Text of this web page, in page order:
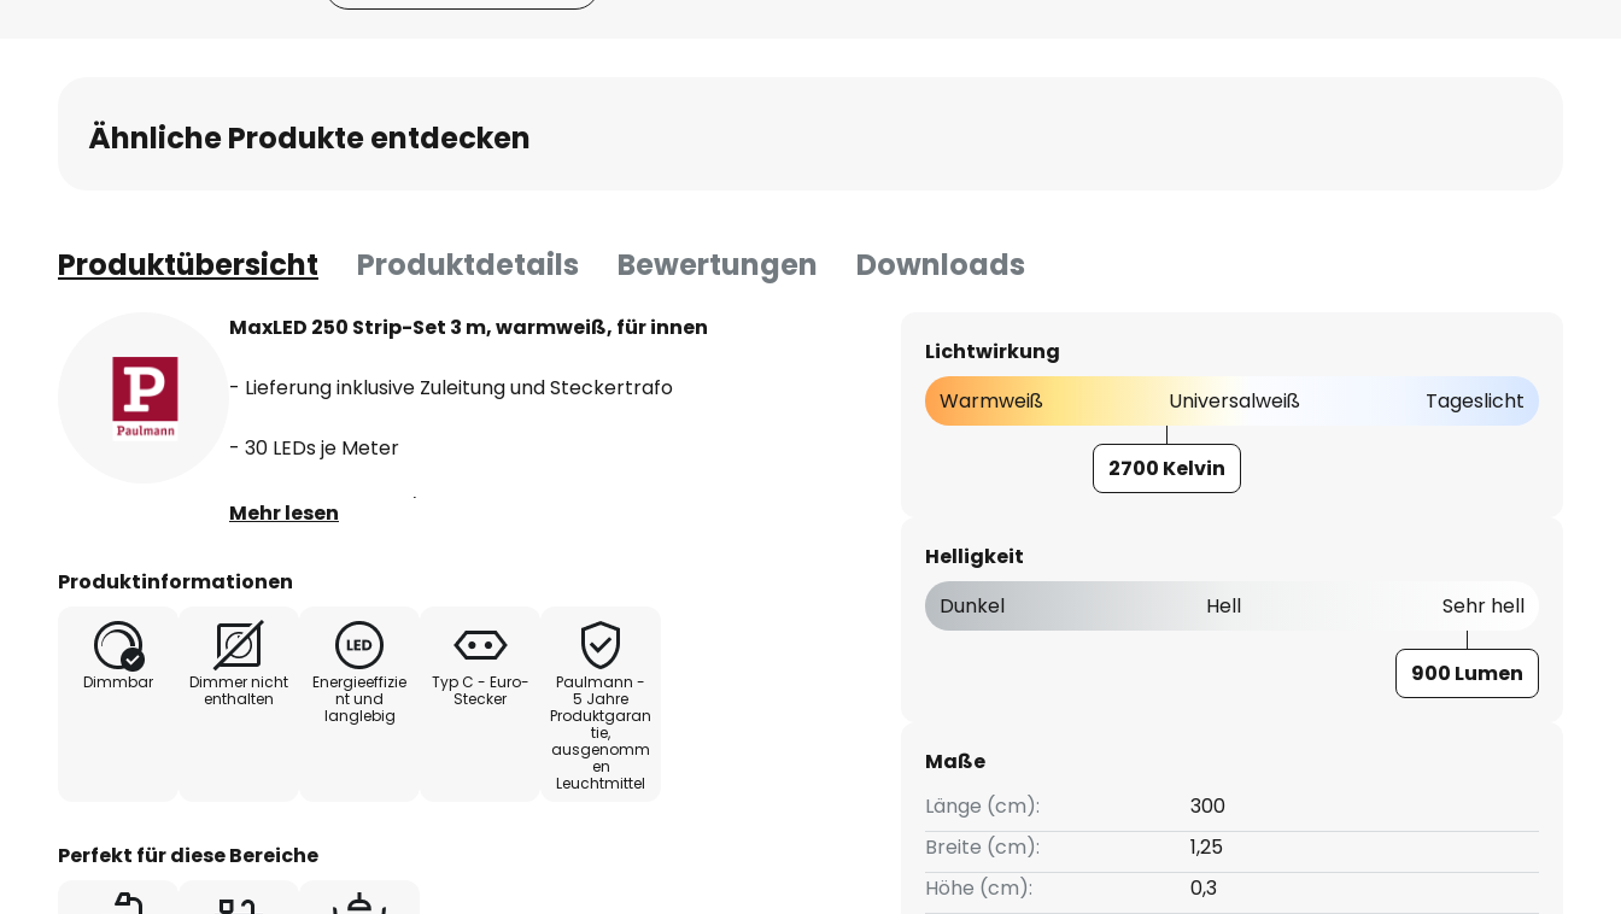
Bildgalerie
springen
Ähnliche Produkte entdecken
Produktübersicht Produktdetails Bewertungen Downloads
MaxLED 250 Strip-Set 3 m, warmweiß, für innen
- Lieferung inklusive Zuleitung und Steckertrafo
- 30 LEDs je Meter
- teilbar je 16,7 cm / 5 LEDs
- dank 5-Pin-Stecksystem unkompliziert erweiterbar
- dimmbar über separat erhältliche Fernbedienung (siehe
Zubehör)
- mit rückseitigem Klebeband
Mehr lesen
Produktinformationen
Dimmbar
Dimmer nicht
enthalten
Energieeffizie
nt und
langlebig
Typ C - Euro-
Stecker
Paulmann -
5 Jahre
Produktgaran
tie,
ausgenomm
en
Leuchtmittel
Perfekt für diese Bereiche
Lichtwirkung
Warmweiß
Universalweiß Tageslicht
2700 Kelvin
Helligkeit
Dunkel
Hell Sehr hell
900 Lumen
Maße
Länge (cm):
300
Breite (cm):
1,25
Höhe (cm):
0,3